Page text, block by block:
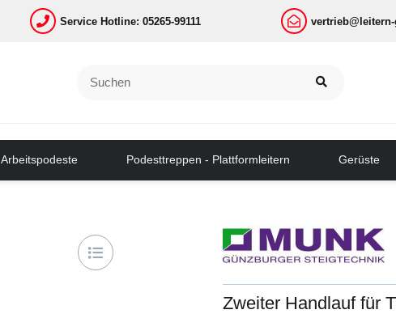
Service Hotline: 05265-99111
Arbeitspodeste Podesttreppen - Plattformleitern Gerüste
Zweiter Handlauf für